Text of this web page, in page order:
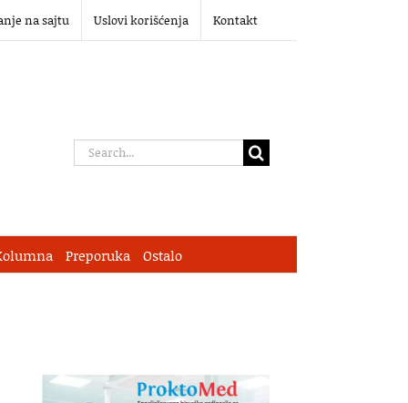
na sajtu Uslovi korišćenja Kontakt
Search
Preporuka Ostalo